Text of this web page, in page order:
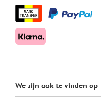
We zijn ook te vinden op